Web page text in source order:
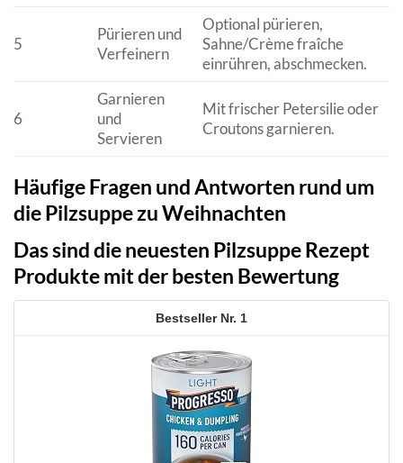
5
Pürieren und
Verfeinern
Optional pürieren,
Sahne/Crème fraîche
einrühren, abschmecken.
6
Garnieren
und
Servieren
Mit frischer Petersilie oder
Croutons garnieren.
Häufige Fragen und Antworten rund um
die Pilzsuppe zu Weihnachten
Das sind die neuesten Pilzsuppe Rezept
Produkte mit der besten Bewertung
1